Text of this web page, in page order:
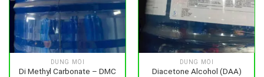
DUNG MÔI
Di Methyl Carbonate – DMC
DUNG MÔI
Diacetone Alcohol (DAA)